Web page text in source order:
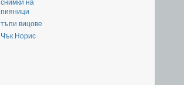
снимки на
пияници
тъпи вицове
Чък Норис